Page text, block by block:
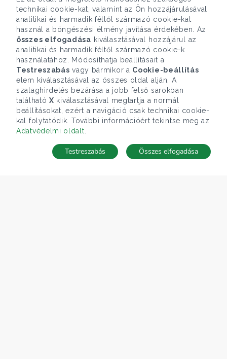
Telefonhívás Kapcsolat
technikai cookie-kat, valamint az Ön hozzájárulásával
analitikai és harmadik féltől származó cookie-kat
használ a böngészési élmény javítása érdekében. Az
összes elfogadása kiválasztásával hozzájárul az
analitikai és harmadik féltől származó cookie-k
használatához. Módosíthatja beállításait a
Testreszabás vagy bármikor a Cookie-beállítás
elem kiválasztásával az összes oldal alján. A
szalaghirdetés bezárása a jobb felső sarokban
található X kiválasztásával megtartja a normál
beállításokat, ezért a navigáció csak technikai cookie-
kal folytatódik. További információért tekintse meg az
Adatvédelmi oldalt
Összes elfogadása
Testreszabás